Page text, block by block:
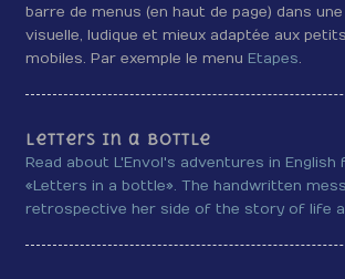
barre de menus (en haut de page) dans
visuelle, ludique et mieux adaptée aux
mobiles. Par exemple le menu Etapes.
Letters in a bottle
Read about L'Envol's adventures in
«Letters in a bottle». The handwritten
retrospective her side of the story of life